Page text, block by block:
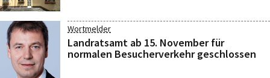
Wortmelder
Landratsamt ab 15. November für
normalen Besucherverkehr geschlossen